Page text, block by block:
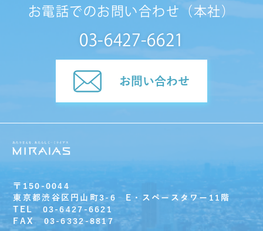
お電話でのお問い合わせ（本社）
03-6427-6621
お問い合わせ
〒150-0044
東京都渋谷区円山町3-6 E・スペースタワー11階
TEL 03-6427-6621
FAX 03-6332-8817